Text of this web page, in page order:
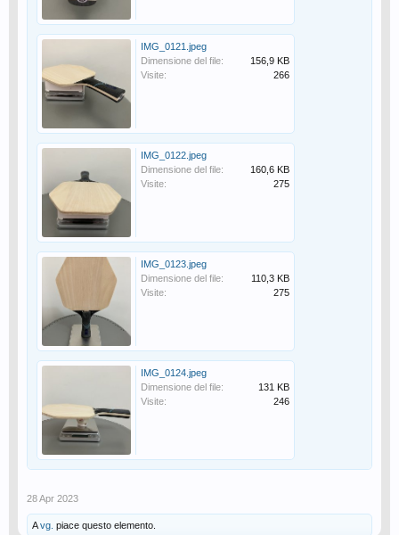
IMG_0121.jpeg
Dimensione del file:
156,9 KB
Visite:
266
IMG_0122.jpeg
Dimensione del file:
160,6 KB
Visite:
275
IMG_0123.jpeg
Dimensione del file:
110,3 KB
Visite:
275
IMG_0124.jpeg
Dimensione del file:
131 KB
Visite:
246
28 Apr 2023
Avg. piace questo elemento.